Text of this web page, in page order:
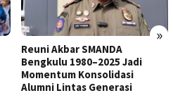
»
Reuni Akbar SMANDA
Bengkulu 1980–2025 Jadi
Momentum Konsolidasi
Alumni Lintas Generasi